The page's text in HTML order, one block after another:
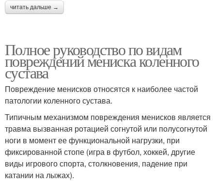
читать дальше →
Полное руководство по видам
повреждений мениска коленного
сустава
Повреждение менисков относятся к наиболее частой
патологии коленного сустава.
Типичным механизмом повреждения менисков является
травма вызванная ротацией согнутой или полусогнутой
ноги в момент ее функциональной нагрузки, при
фиксированной стопе (игра в футбол, хоккей, другие
виды игрового спорта, столкновения, падение при
катании на лыжах).